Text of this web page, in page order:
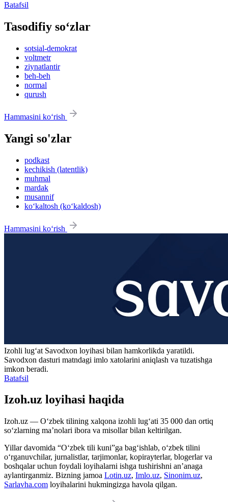
Batafsil
Tasodifiy so‘zlar
sotsial-demokrat
voltmetr
ziynatlantir
beh-beh
normal
qurush
Hammasini ko‘rish
Yangi so'zlar
podkast
kechikish (latentlik)
muhmal
mardak
musannif
ko‘kaltosh (ko‘kaldosh)
Hammasini ko‘rish
Izohli lugʻat Savodxon loyihasi bilan hamkorlikda yaratildi.
Savodxon dasturi matndagi imlo xatolarini aniqlash va tuzatishga
imkon beradi.
Batafsil
Izoh.uz loyihasi haqida
Izoh.uz — O‘zbek tilining xalqona izohli lug‘ati 35 000 dan ortiq
so‘zlarning ma’nolari ibora va misollar bilan keltirilgan.
Yillar davomida “O‘zbek tili kuni”ga bag‘ishlab, o‘zbek tilini
o‘rganuvchilar, jurnalistlar, tarjimonlar, kopirayterlar, blogerlar va
boshqalar uchun foydali loyihalarni ishga tushirishni an’anaga
aylantirganmiz. Bizning jamoa Lotin.uz, Imlo.uz, Sinonim.uz,
Sarlavha.com loyihalarini hukmingizga havola qilgan.